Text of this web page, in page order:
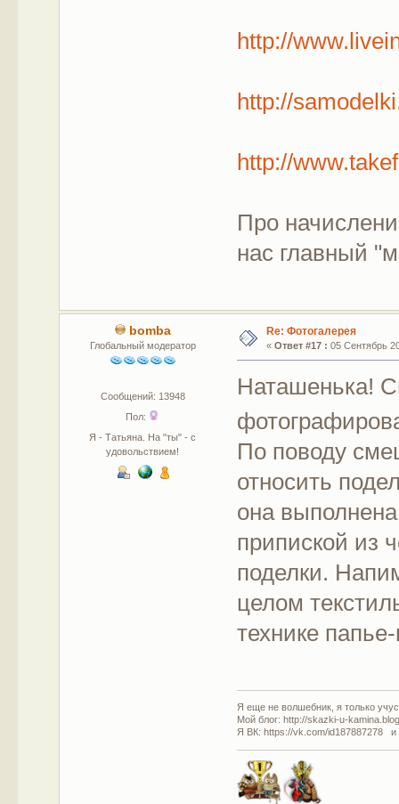
http://
http://
http://
Про
нас главный
bomba
Глобальный модератор
Сообщений: 13948
Пол:
Я - Татьяна. На "ты" - с
удовольствием!
Re: Фотогалерея
« Ответ #17 : 05 Сентябрь
Наташенька!
По поводу
относить
она
припиской из
поделки.
целом
технике
Я еще не волшебник, я только
Мой блог: http://skazki-u-
Я ВК: https://vk.com/id187887278 и